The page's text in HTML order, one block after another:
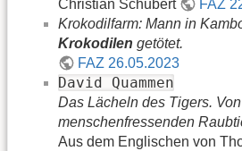
Christian Schubert
FAZ
Krokodilfarm: Mann in
Krokodilen getötet.
FAZ 26.05.2023
David Quammen
Das Lächeln des Tigers.
menschenfressenden
Aus dem Englischen von